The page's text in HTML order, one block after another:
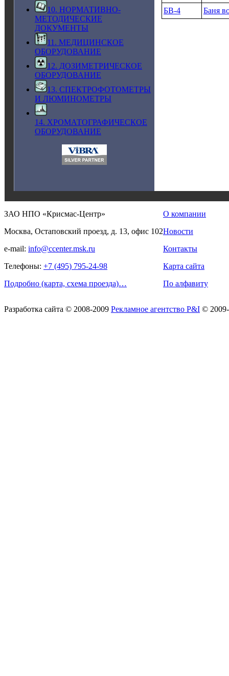
10. НОРМАТИВНО-
МЕТОДИЧЕСКИЕ
ДОКУМЕНТЫ
11. МЕДИЦИНСКОЕ
ОБОРУДОВАНИЕ
12. ДОЗИМЕТРИЧЕСКОЕ
ОБОРУДОВАНИЕ
13. СПЕКТРОФОТОМЕТРЫ
И ЛЮМИНОМЕТРЫ
14. ХРОМАТОГРАФИЧЕСКОЕ
ОБОРУДОВАНИЕ
БВ‑4
Баня
ЗАО НПО «Крисмас-Центр»
Москва, Остаповский проезд, д. 13, офис 102
e-mail: info@ccenter.msk.ru
Телефоны: +7 (495) 795-24-98
Подробно (карта, схема проезда)…
О компании
Новости
Контакты
Карта сайта
По алфавиту
Разработка сайта © 2008-2009 Рекламное агентство P&I ©